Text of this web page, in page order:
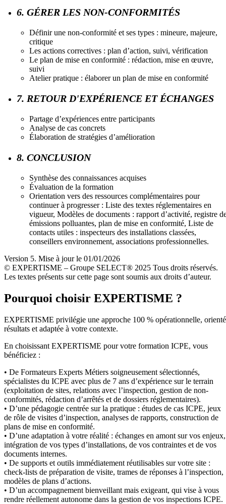
6. GÉRER LES NON-CONFORMITÉS
Définir une non-conformité et ses types : mineure, majeure,
critique
Les actions correctives : plan d’action, suivi, vérification
Le plan de mise en conformité : rédaction, mise en œuvre,
suivi
Atelier pratique : élaborer un plan de mise en conformité
7. RETOUR D'EXPÉRIENCE ET ÉCHANGES
Partage d’expériences entre participants
Analyse de cas concrets
Élaboration de stratégies d’amélioration
8. CONCLUSION
Synthèse des connaissances acquises
Évaluation de la formation
Orientation vers des ressources complémentaires pour
continuer à progresser : Liste des textes réglementaires en
vigueur, Modèles de documents : rapport d’activité, registre
émissions polluantes, plan de mise en conformité, Liste de
contacts utiles : inspecteurs des installations classées,
conseillers environnement, associations professionnelles.
Version 5. Mise à jour le 01/01/2026
© EXPERTISME – Groupe SELECT® 2025 Tous droits réservés.
Les textes présents sur cette page sont soumis aux droits d’auteur.
Pourquoi choisir EXPERTISME ?
EXPERTISME privilégie une approche 100 % opérationnelle,
résultats et adaptée à votre contexte.
En choisissant EXPERTISME pour votre formation ICPE, vous
bénéficiez :
• De Formateurs Experts Métiers soigneusement sélectionnés,
spécialistes du ICPE avec plus de 7 ans d’expérience sur le terrain
(exploitation de sites, relations avec l’inspection, gestion de non-
conformités, rédaction d’arrêtés et de dossiers réglementaires).
• D’une pédagogie centrée sur la pratique : études de cas ICPE, jeux
de rôle de visites d’inspection, analyses de rapports, construction de
plans de mise en conformité.
• D’une adaptation à votre réalité : échanges en amont sur vos enjeux,
intégration de vos types d’installations, de vos contraintes et de vos
documents internes.
• De supports et outils immédiatement réutilisables sur votre site :
check-lists de préparation de visite, trames de réponses à l’inspection,
modèles de plans d’actions.
• D’un accompagnement bienveillant mais exigeant, qui vise à vous
rendre réellement autonome dans la gestion de vos inspections ICPE.